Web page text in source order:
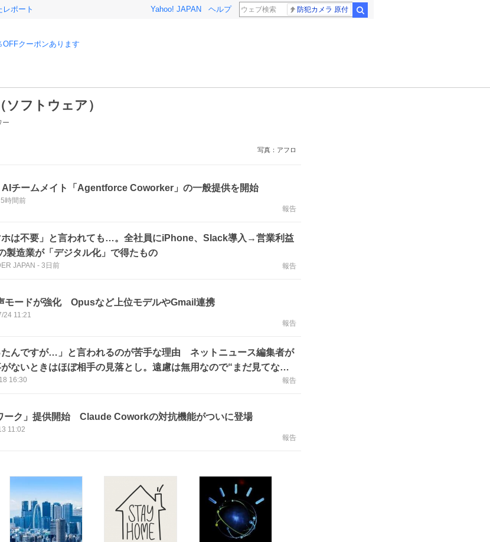
ポート Yahoo! JAPAN ヘルプ 防犯カメラ 原付
OFFクーポンあります
ソフトウェア）
ー
写真：アフロ
チームメイト「Agentforce Coworker」の一般提供を開始
5時間前
報告
ホは不要」と言われても…。全社員にiPhone、Slack導入→営業利益
製造業が「デジタル化」で得たもの
JAPAN - 3日前 報告
モードが強化 Opusなど上位モデルやGmail連携
24 11:21
報告
たんですが…」と言われるのが苦手な理由 ネットニュース編集者が
ないときはほぼ相手の見落とし。遠慮は無用なので“まだ見てない
っさと返事をください”と言うべき」
16:30 報告
ーク」提供開始 Claude Coworkの対抗機能がついに登場
11:02
報告